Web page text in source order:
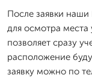
После заявки
для осмотра места
позволяет сразу
расположение
заявку можно по